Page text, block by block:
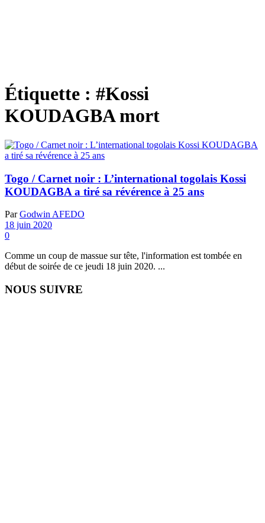
Étiquette : #Kossi
KOUDAGBA mort
Togo / Carnet noir : L’international togolais Kossi
KOUDAGBA a tiré sa révérence à 25 ans
Par Godwin AFEDO
18 juin 2020
0
Comme un coup de massue sur tête, l'information est tombée en
début de soirée de ce jeudi 18 juin 2020. ...
NOUS SUIVRE